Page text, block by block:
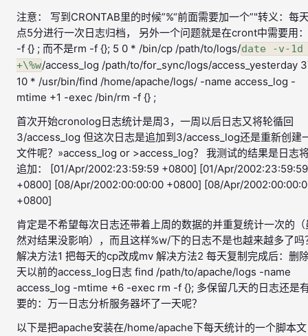
注意： 写到CRONTAB里的时候”%“前面需要加一个”"转义：每
点5分进行一次日志归档， 另外一个问题就是在cront中需要用
-f {} ; 而不是rm -f {}; 5 0 * /bin/cp /path/to/logs/date -v-1d
+\%w/access_log /path/to/for_sync/logs/access_yesterday
10 * /usr/bin/find /home/apache/logs/ -name access_log -
mtime +1 -exec /bin/rm -f {} ;
首次开始cronolog日志统计是周3，一周以后日志又将轮循回
3/access_log 但这次日志是追加到3/access_log还是重新创建
文件呢？»access_log or >access_log？ 我测试的结果是日志
追加： [01/Apr/2002:23:59:59 +0800] [01/Apr/2002:23:59:59
+0800] [08/Apr/2002:00:00:00 +0800] [08/Apr/
+0800]
肯定是不希望每次日志还带着上周的数据的并重复统计一次的（
然对结果没影响），而且这样%w/下的日志不是也越来越多了吗
解决方法1 把每天的cp改成mv 解决方法2 每天复制完成后：删
天以前的access_log日志 find /path/to/apache/logs -name
access_log -mtime +6 -exec rm -f {}; 多保留几天的日志还是
要的：万一日志分析服务器坏了一天呢？
以下是把apache安装在/home/apache下每天统计的一个脚本文